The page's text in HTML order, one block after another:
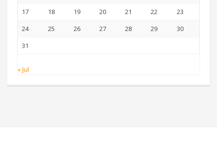
17
18 19 20 21 22
23
24
25 26 27 28 29
30
31
« Jul